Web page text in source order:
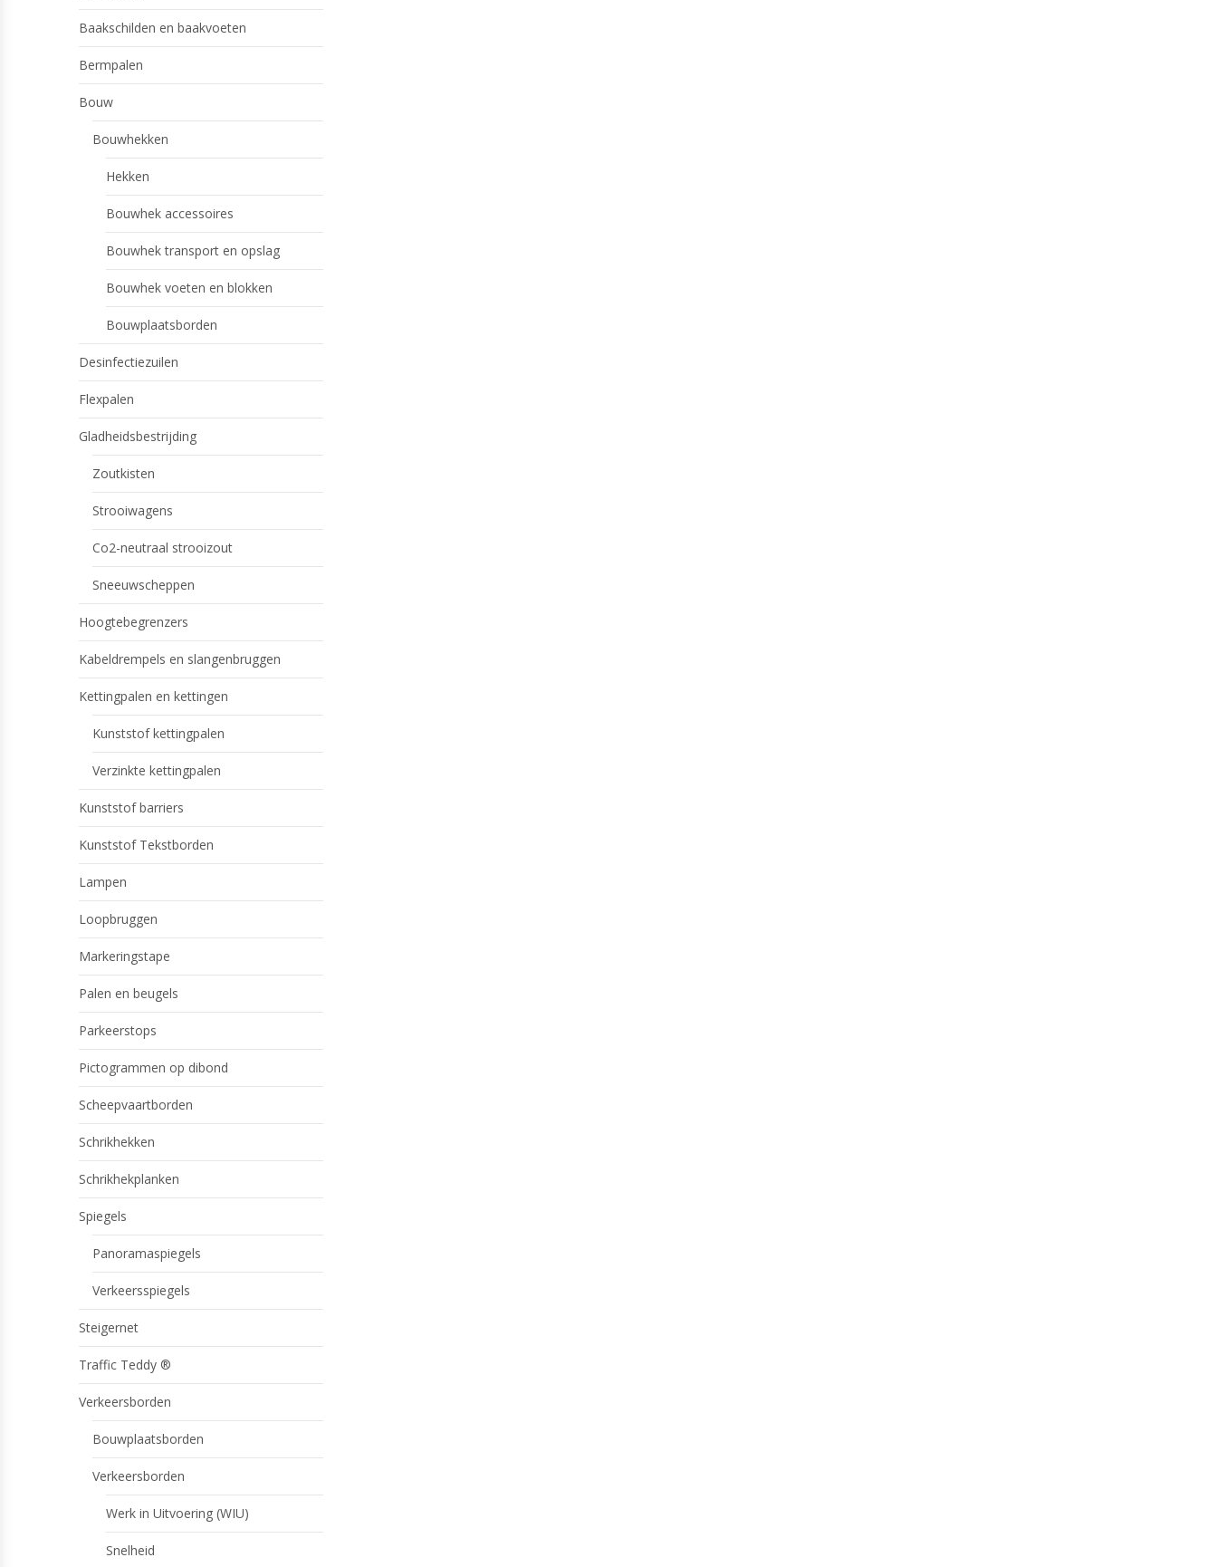
Baakschilden en baakvoeten
Bermpalen
Bouw
Bouwhekken
Hekken
Bouwhek accessoires
Bouwhek transport en opslag
Bouwhek voeten en blokken
Bouwplaatsborden
Desinfectiezuilen
Flexpalen
Gladheidsbestrijding
Zoutkisten
Strooiwagens
Co2-neutraal strooizout
Sneeuwscheppen
Hoogtebegrenzers
Kabeldrempels en slangenbruggen
Kettingpalen en kettingen
Kunststof kettingpalen
Verzinkte kettingpalen
Kunststof barriers
Kunststof Tekstborden
Lampen
Loopbruggen
Markeringstape
Palen en beugels
Parkeerstops
Pictogrammen op dibond
Scheepvaartborden
Schrikhekken
Schrikhekplanken
Spiegels
Panoramaspiegels
Verkeersspiegels
Steigernet
Traffic Teddy ®
Verkeersborden
Bouwplaatsborden
Verkeersborden
Werk in Uitvoering (WIU)
Snelheid